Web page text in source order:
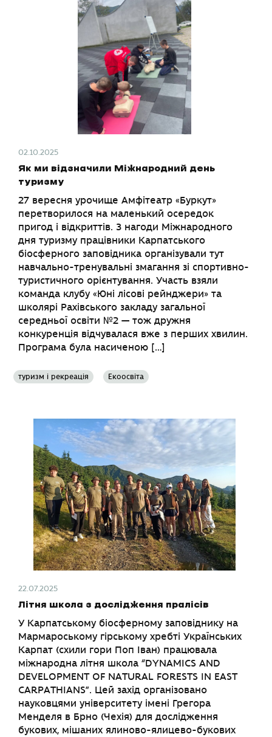
02.10.2025
Як ми відзначили Міжнародний день
туризму
27 вересня урочище Амфітеатр «Буркут»
перетворилося на маленький осередок
пригод і відкриттів. З нагоди Міжнародного
дня туризму працівники Карпатського
біосферного заповідника організували тут
навчально-тренувальні змагання зі спортивно-
туристичного орієнтування. Участь взяли
команда клубу «Юні лісові рейнджери» та
школярі Рахівського закладу загальної
середньої освіти №2 — тож дружня
конкуренція відчувалася вже з перших хвилин.
Програма була насиченою […]
туризм і рекреація Екоосвіта
22.07.2025
Літня школа з дослідження пралісів
У Карпатському біосферному заповіднику на
Мармароському гірському хребті Українських
Карпат (схили гори Поп Іван) працювала
міжнародна літня школа “DYNAMICS AND
DEVELOPMENT OF NATURAL FORESTS IN EAST
CARPATHIANS”. Цей захід організовано
науковцями університету імені Грегора
Менделя в Брно (Чехія) для дослідження
букових, мішаних ялиново-ялицево-букових